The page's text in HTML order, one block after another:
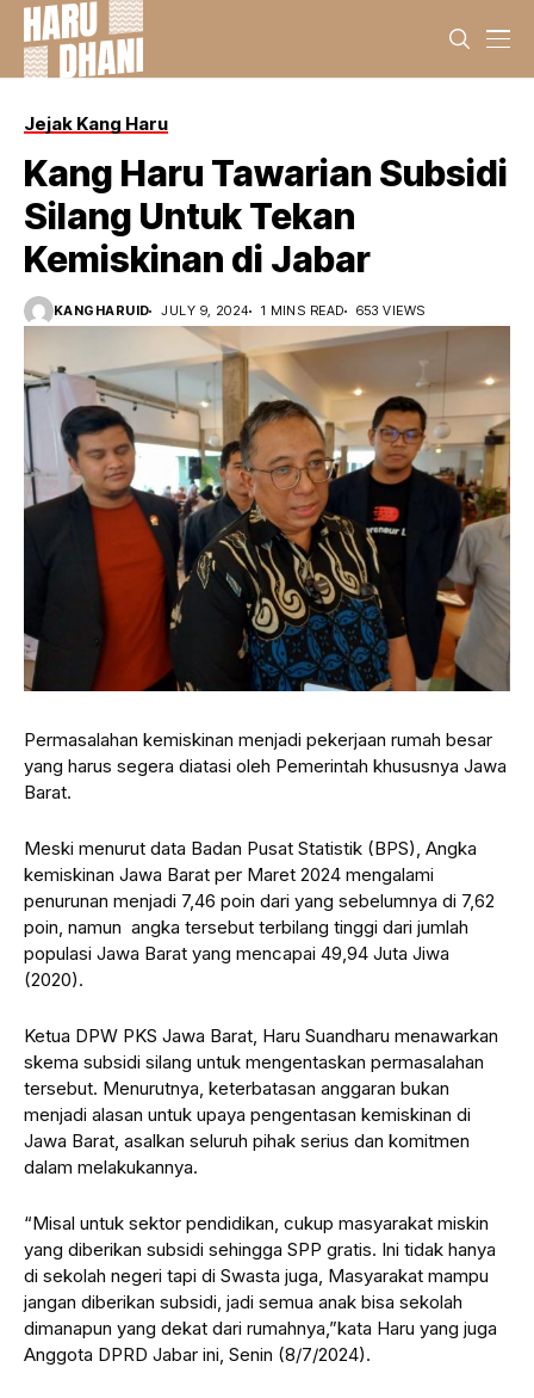
Jejak Kang Haru
Kang Haru Tawarian Subsidi
Silang Untuk Tekan
Kemiskinan di Jabar
KANGHARUID JULY 9, 2024 1 MINS READ 653 VIEWS
Permasalahan kemiskinan menjadi pekerjaan rumah besar
yang harus segera diatasi oleh Pemerintah khususnya Jawa
Barat.
Meski menurut data Badan Pusat Statistik (BPS), Angka
kemiskinan Jawa Barat per Maret 2024 mengalami
penurunan menjadi 7,46 poin dari yang sebelumnya di 7,62
poin, namun angka tersebut terbilang tinggi dari jumlah
populasi Jawa Barat yang mencapai 49,94 Juta Jiwa
(2020).
Ketua DPW PKS Jawa Barat, Haru Suandharu menawarkan
skema subsidi silang untuk mengentaskan permasalahan
tersebut. Menurutnya, keterbatasan anggaran bukan
menjadi alasan untuk upaya pengentasan kemiskinan di
Jawa Barat, asalkan seluruh pihak serius dan komitmen
dalam melakukannya.
“Misal untuk sektor pendidikan, cukup masyarakat miskin
yang diberikan subsidi sehingga SPP gratis. Ini tidak hanya
di sekolah negeri tapi di Swasta juga, Masyarakat mampu
jangan diberikan subsidi, jadi semua anak bisa sekolah
dimanapun yang dekat dari rumahnya,”kata Haru yang juga
Anggota DPRD Jabar ini, Senin (8/7/2024).